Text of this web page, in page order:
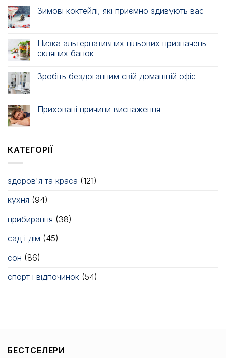
Зимові коктейлі, які приємно здивують вас
Низка альтернативних цільових призначень
скляних банок
Зробіть бездоганним свій домашній офіс
Приховані причини виснаження
КАТЕГОРІЇ
здоров'я та краса (121)
кухня (94)
прибирання (38)
сад і дім (45)
сон (86)
спорт і відпочинок (54)
БЕСТСЕЛЕРИ